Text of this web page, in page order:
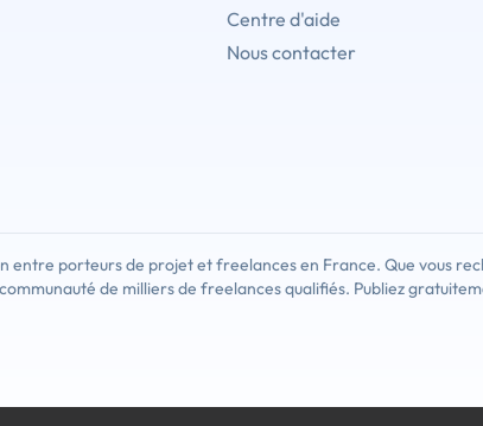
Centre d'aide
Nous contacter
porteurs de projet et freelances en France. Que vous
de milliers de freelances qualifiés. Publiez